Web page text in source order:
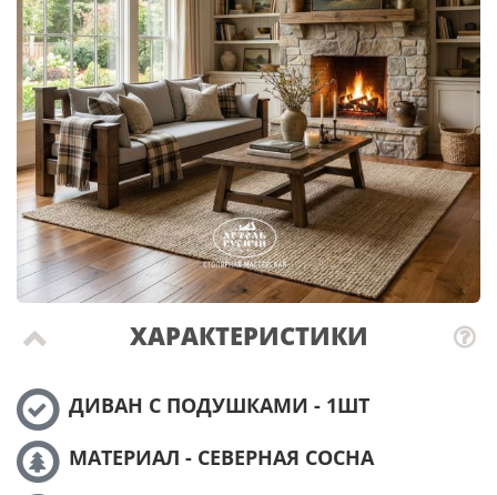
ХАРАКТЕРИСТИКИ
ДИВАН С ПОДУШКАМИ - 1ШТ
МАТЕРИАЛ - СЕВЕРНАЯ СОСНА